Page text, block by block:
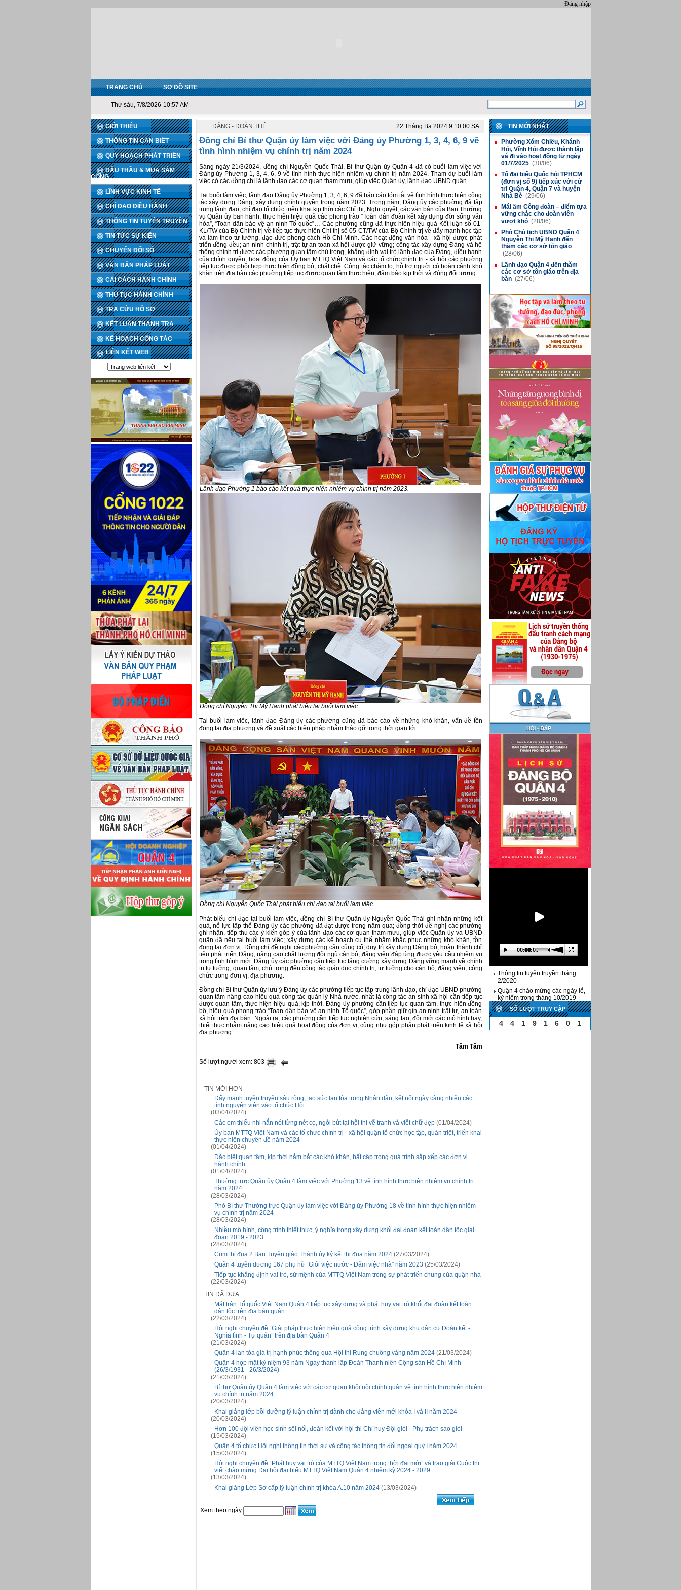
Đăng nhập
TRANG CHỦ SƠ ĐỒ SITE
Thứ sáu, 7/8/2026-10:57 AM
GIỚI THIỆU
THÔNG TIN CẦN BIẾT
QUY HOẠCH PHÁT TRIỂN
ĐẤU THẦU & MUA SẮM
CÔNG
LĨNH VỰC KINH TẾ
CHỈ ĐẠO ĐIỀU HÀNH
THÔNG TIN TUYÊN TRUYỀN
TIN TỨC SỰ KIỆN
CHUYỂN ĐỔI SỐ
VĂN BẢN PHÁP LUẬT
CẢI CÁCH HÀNH CHÍNH
THỦ TỤC HÀNH CHÍNH
TRA CỨU HỒ SƠ
KẾT LUẬN THANH TRA
KẾ HOẠCH CÔNG TÁC
LIÊN KẾT WEB
ĐẢNG - ĐOÀN THỂ 22 Tháng Ba 2024 9:10:00 SA
Đồng chí Bí thư Quận ủy làm việc với Đảng ủy Phường 1, 3, 4, 6, 9 về
tình hình nhiệm vụ chính trị năm 2024
Sáng ngày 21/3/2024, đồng chí Nguyễn Quốc Thái, Bí thư Quận ủy Quận 4 đã có buổi làm việc với
Đảng ủy Phường 1, 3, 4, 6, 9 về tình hình thực hiện nhiệm vụ chính trị năm 2024. Tham dự buổi làm
việc có các đồng chí là lãnh đạo các cơ quan tham mưu, giúp việc Quận ủy, lãnh đạo UBND quận.
Tại buổi làm việc, lãnh đạo Đảng ủy Phường 1, 3, 4, 6, 9 đã báo cáo tóm tắt về tình hình thực hiện công
tác xây dựng Đảng, xây dựng chính quyền trong năm 2023. Trong năm, Đảng ủy các phường đã tập
trung lãnh đạo, chỉ đạo tổ chức triển khai kịp thời các Chỉ thị, Nghị quyết, các văn bản của Ban Thường
vụ Quận ủy ban hành; thực hiện hiệu quả các phong trào “Toàn dân đoàn kết xây dựng đời sống văn
hóa”, “Toàn dân bảo vệ an ninh Tổ quốc”… Các phường cũng đã thực hiện hiệu quả Kết luận số 01-
KL/TW của Bộ Chính trị về tiếp tục thực hiện Chỉ thị số 05-CT/TW của Bộ Chính trị về đẩy mạnh học tập
và làm theo tư tưởng, đạo đức phong cách Hồ Chí Minh. Các hoạt động văn hóa - xã hội được phát
triển đồng đều; an ninh chính trị, trật tự an toàn xã hội được giữ vững; công tác xây dựng Đảng và hệ
thống chính trị được các phường quan tâm chú trọng, khẳng định vai trò lãnh đạo của Đảng, điều hành
của chính quyền; hoạt động của Ủy ban MTTQ Việt Nam và các tổ chức chính trị - xã hội các phường
tiếp tục được phối hợp thực hiện đồng bộ, chặt chẽ. Công tác chăm lo, hỗ trợ người có hoàn cảnh khó
khăn trên địa bàn các phường tiếp tục được quan tâm thực hiện, đảm bảo kịp thời và đúng đối tượng.
Lãnh đạo Phường 1 báo cáo kết quả thực hiện nhiệm vụ chính trị năm 2023.
Đồng chí Nguyễn Thị Mỹ Hạnh phát biểu tại buổi làm việc.
Tại buổi làm việc, lãnh đạo Đảng ủy các phường cũng đã báo cáo về những khó khăn, vấn đề tồn
đọng tại địa phương và đề xuất các biện pháp nhằm tháo gỡ trong thời gian tới.
Đồng chí Nguyễn Quốc Thái phát biểu chỉ đạo tại buổi làm việc.
Phát biểu chỉ đạo tại buổi làm việc, đồng chí Bí thư Quận ủy Nguyễn Quốc Thái ghi nhận những kết
quả, nỗ lực tập thể Đảng ủy các phường đã đạt được trong năm qua; đồng thời đề nghị các phường
ghi nhận, tiếp thu các ý kiến góp ý của lãnh đạo các cơ quan tham mưu, giúp việc Quận ủy và UBND
quận đã nêu tại buổi làm việc; xây dựng các kế hoạch cụ thể nhằm khắc phục những khó khăn, tồn
đọng tại đơn vị. Đồng chí đề nghị các phường cần củng cố, duy trì xây dựng Đảng bộ, hoàn thành chỉ
tiêu phát triển Đảng, nâng cao chất lượng đội ngũ cán bộ, đảng viên đáp ứng được yêu cầu nhiệm vụ
trong tình hình mới. Đảng ủy các phường cần tiếp tục tăng cường xây dựng Đảng vững mạnh về chính
trị tư tưởng; quan tâm, chú trọng đến công tác giáo dục chính trị, tư tưởng cho cán bộ, đảng viên, công
chức trong đơn vị, địa phương.
Đồng chí Bí thư Quận ủy lưu ý Đảng ủy các phường tiếp tục tập trung lãnh đạo, chỉ đạo UBND phường
quan tâm nâng cao hiệu quả công tác quản lý Nhà nước, nhất là công tác an sinh xã hội cần tiếp tục
được quan tâm, thực hiện hiệu quả, kịp thời. Đảng ủy phường cần tiếp tục quan tâm, thực hiện đồng
bộ, hiệu quả phong trào “Toàn dân bảo vệ an ninh Tổ quốc”, góp phần giữ gìn an ninh trật tự, an toàn
xã hội trên địa bàn. Ngoài ra, các phường cần tiếp tục nghiên cứu, sáng tạo, đổi mới các mô hình hay,
thiết thực nhằm nâng cao hiệu quả hoạt đông của đơn vị, cũng như góp phần phát triển kinh tế xã hội
địa phương…
Tâm Tâm
Số lượt người xem: 803
TIN MỚI HƠN
Đẩy mạnh tuyên truyền sâu rộng, tạo sức lan tỏa trong Nhân dân, kết nối ngày càng nhiều các
tình nguyện viên vào tổ chức Hội
(03/04/2024)
Các em thiếu nhi nắn nót từng nét cọ, ngòi bút tại hội thi vẽ tranh và viết chữ đẹp(01/04/2024)
Ủy ban MTTQ Việt Nam và các tổ chức chính trị - xã hội quận tổ chức học tập, quán triệt, triển khai
thực hiện chuyên đề năm 2024
(01/04/2024)
Đặc biệt quan tâm, kịp thời nắm bắt các khó khăn, bất cập trong quá trình sắp xếp các đơn vị
hành chính
(01/04/2024)
Thường trực Quận ủy Quận 4 làm việc với Phường 13 về tình hình thực hiện nhiệm vụ chính trị
năm 2024
(28/03/2024)
Phó Bí thư Thường trực Quận ủy làm việc với Đảng ủy Phường 18 về tình hình thực hiện nhiệm
vụ chính trị năm 2024
(28/03/2024)
Nhiều mô hình, công trình thiết thực, ý nghĩa trong xây dựng khối đại đoàn kết toàn dân tộc giai
đoạn 2019 - 2023
(28/03/2024)
Cụm thi đua 2 Ban Tuyên giáo Thành ủy ký kết thi đua năm 2024(27/03/2024)
Quận 4 tuyên dương 167 phụ nữ “Giỏi việc nước - Đảm việc nhà” năm 2023 (25/03/2024)
Tiếp tục khẳng định vai trò, sứ mệnh của MTTQ Việt Nam trong sự phát triển chung của quận nhà
(22/03/2024)
TIN ĐÃ ĐƯA
Mặt trận Tổ quốc Việt Nam Quận 4 tiếp tục xây dựng và phát huy vai trò khối đại đoàn kết toàn
dân tộc trên địa bàn quận
(22/03/2024)
Hội nghị chuyên đề “Giải pháp thực hiện hiệu quả công trình xây dựng khu dân cư Đoàn kết -
Nghĩa tình - Tự quản” trên địa bàn Quận 4
(21/03/2024)
Quận 4 lan tỏa giá trị hạnh phúc thông qua Hội thi Rung chuông vàng năm 2024(21/03/2024)
Quận 4 họp mặt kỷ niệm 93 năm Ngày thành lập Đoàn Thanh niên Cộng sản Hồ Chí Minh
(26/3/1931 - 26/3/2024)
(21/03/2024)
Bí thư Quận ủy Quận 4 làm việc với các cơ quan khối nội chính quận về tình hình thực hiện nhiệm
vụ chính trị năm 2024
(20/03/2024)
Khai giảng lớp bồi dưỡng lý luận chính trị dành cho đảng viên mới khóa I và II năm 2024
(20/03/2024)
Hơn 100 đội viên học sinh sôi nổi, đoàn kết với hội thi Chỉ huy Đội giỏi - Phụ trách sao giỏi
(15/03/2024)
Quận 4 tổ chức Hội nghị thông tin thời sự và công tác thông tin đối ngoại quý I năm 2024
(15/03/2024)
Hội nghị chuyên đề “Phát huy vai trò của MTTQ Việt Nam trong thời đại mới” và trao giải Cuộc thi
viết chào mừng Đại hội đại biểu MTTQ Việt Nam Quận 4 nhiệm kỳ 2024 - 2029
(13/03/2024)
Khai giảng Lớp Sơ cấp lý luận chính trị khóa A.10 năm 2024(13/03/2024)
Xem theo ngày
TIN MỚI NHẤT
■
Phường Xóm Chiếu, Khánh
Hội, Vĩnh Hội được thành lập
và đi vào hoạt động từ ngày
01/7/2025 (30/06)
■ Tổ đại biểu Quốc hội TPHCM
(đơn vị số 9) tiếp xúc với cử
tri Quận 4, Quận 7 và huyện
Nhà Bè (29/06)
■
Mái ấm Công đoàn – điểm tựa
vững chắc cho đoàn viên
vượt khó (28/06)
■
Phó Chủ tịch UBND Quận 4
Nguyễn Thị Mỹ Hạnh đến
thăm các cơ sở tôn giáo
(28/06)
■
Lãnh đạo Quận 4 đến thăm
các cơ sở tôn giáo trên địa
bàn (27/06)
00:0000:00
Thông tin tuyên truyền tháng
2/2020
Quận 4 chào mừng các ngày lễ,
kỷ niệm trong tháng 10/2019
Quận 4 chào mừng các ngày lễ,
kỷ niệm trong tháng 8/2019
Quận 4 chào mừng các ngày lễ,
kỷ niệm trong tháng 7/2019
SỐ LƯỢT TRUY CẬP
4 4 1 9 1 6 0 1